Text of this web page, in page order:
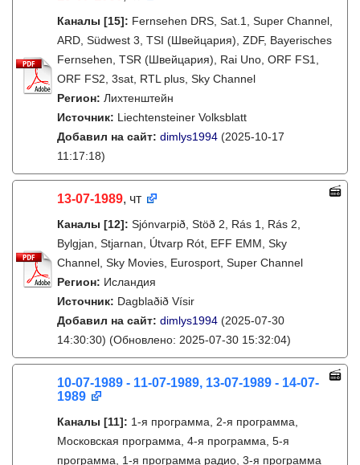
Каналы [15]: Fernsehen DRS, Sat.1, Super Channel,
ARD, Südwest 3, TSI (Швейцария), ZDF, Bayerisches
Fernsehen, TSR (Швейцария), Rai Uno, ORF FS1,
ORF FS2, 3sat, RTL plus, Sky Channel
Регион: Лихтенштейн
Источник: Liechtensteiner Volksblatt
Добавил на сайт: dimlys1994 (2025-10-17
11:17:18)
13-07-1989, чт
Каналы [12]: Sjónvarpið, Stöð 2, Rás 1, Rás 2,
Bylgjan, Stjarnan, Útvarp Rót, EFF EMM, Sky
Channel, Sky Movies, Eurosport, Super Channel
Регион: Исландия
Источник: Dagblaðið Vísir
Добавил на сайт: dimlys1994 (2025-07-30
14:30:30) (Обновлено: 2025-07-30 15:32:04)
10-07-1989 - 11-07-1989, 13-07-1989 - 14-07-
1989
Каналы [11]: 1-я программа, 2-я программа,
Московская программа, 4-я программа, 5-я
программа, 1-я программа радио, 3-я программа